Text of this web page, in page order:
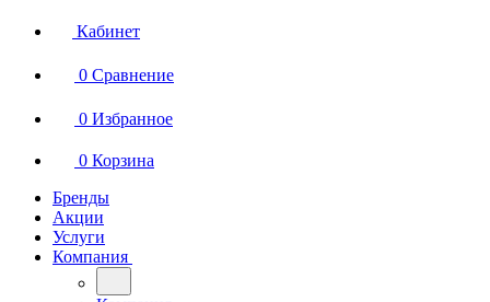
Кабинет
0 Сравнение
0 Избранное
0 Корзина
Бренды
Акции
Услуги
Компания